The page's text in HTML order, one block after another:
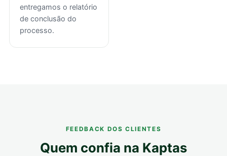
entregamos o relatório
de conclusão do
processo.
FEEDBACK DOS CLIENTES
Quem confia na Kaptas